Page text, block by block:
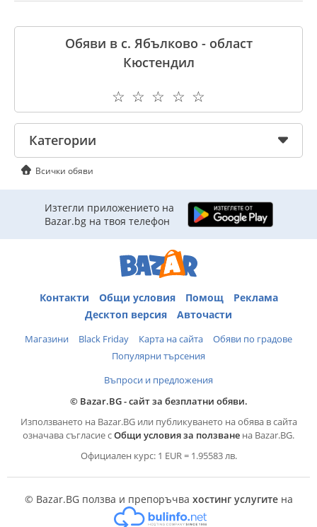
Обяви в с. Ябълково - област
Кюстендил
☆
☆
☆
☆
☆
Категории
Всички обяви
Изтегли приложението на
Bazar.bg на твоя телефон
Контакти Общи условия Помощ
Реклама
Десктоп версия
Авточасти
Магазини Black Friday Карта на сайта
Обяви по градове
Популярни търсения
Въпроси и предложения
© Bazar.BG - сайт за безплатни обяви.
Използването на Bazar.BG или публикуването на обява в сайта
означава съгласие сОбщи условия за ползване на Bazar.BG.
Официален курс: 1 EUR = 1.95583 лв.
© Bazar.BG ползва и препоръчва хостинг услугитена